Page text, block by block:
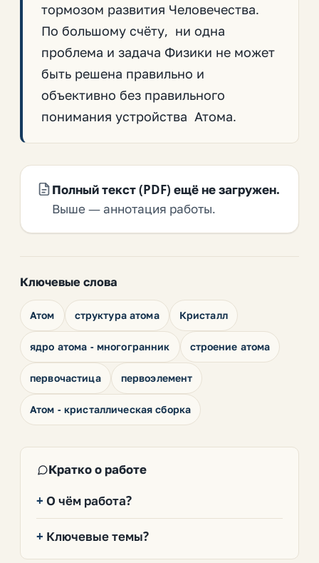
тормозом развития Человечества.
По большому счёту, ни одна
проблема и задача Физики не может
быть решена правильно и
объективно без правильного
понимания устройства Атома.
Полный текст (PDF) ещё не загружен.
Выше — аннотация работы.
Ключевые слова
Атом структура атома Кристалл
ядро атома - многогранник строение атома
первочастица первоэлемент
Атом - кристаллическая сборка
Кратко о работе
О чём работа?
Ключевые темы?